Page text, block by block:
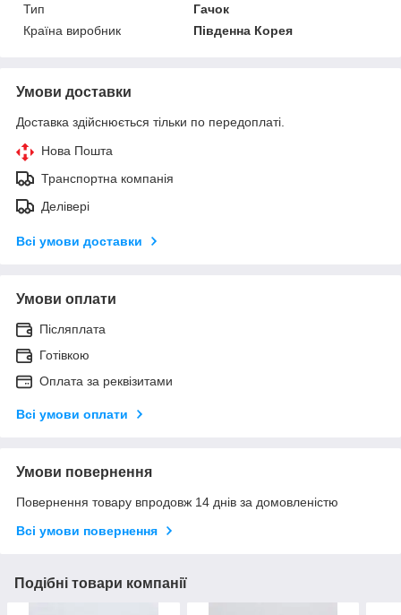
Тип
Гачок
Країна виробник
Південна Корея
Умови доставки
Доставка здійснюється тільки по передоплаті.
Нова Пошта
Транспортна компанія
Делівері
Всі умови доставки
Умови оплати
Післяплата
Готівкою
Оплата за реквізитами
Всі умови оплати
Умови повернення
Повернення товару впродовж 14 днів за домовленістю
Всі умови повернення
Подібні товари компанії